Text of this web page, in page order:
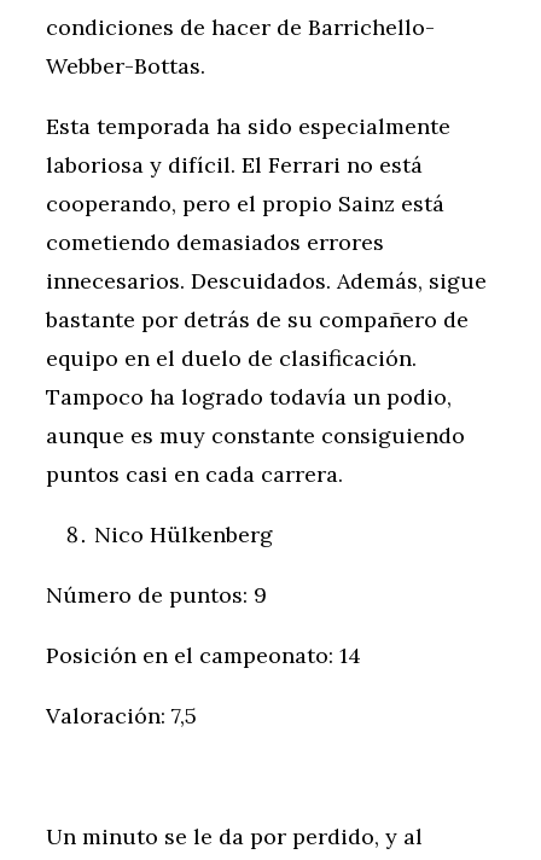
condiciones de hacer de Barrichello-
Webber-Bottas.
Esta temporada ha sido especialmente
laboriosa y difícil. El Ferrari no está
cooperando, pero el propio Sainz está
cometiendo demasiados errores
innecesarios. Descuidados. Además, sigue
bastante por detrás de su compañero de
equipo en el duelo de clasificación.
Tampoco ha logrado todavía un podio,
aunque es muy constante consiguiendo
puntos casi en cada carrera.
Nico Hülkenberg
Número de puntos: 9
Posición en el campeonato: 14
Valoración: 7,5
Un minuto se le da por perdido, y al